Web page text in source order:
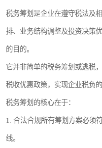
税务筹划是企业在遵守税法及
排、业务结构调整及投资决策
的目的。
它并非简单的税务筹划或逃税
税收优惠政策，实现企业税负的
税务筹划的核心在于：
1. 合法合规所有筹划方案必须
线。